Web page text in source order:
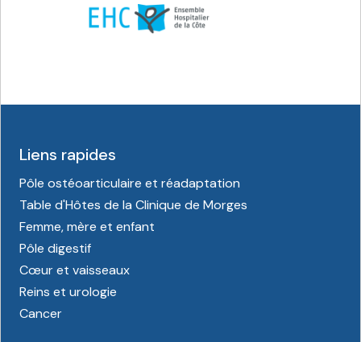
Liens rapides
Pôle ostéoarticulaire et réadaptation
Table d'Hôtes de la Clinique de Morges
Femme, mère et enfant
Pôle digestif
Cœur et vaisseaux
Reins et urologie
Cancer